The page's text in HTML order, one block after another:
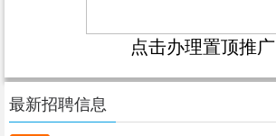
点击办理置顶推广
最新招聘信息